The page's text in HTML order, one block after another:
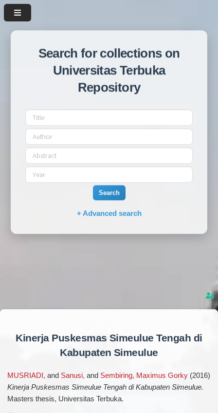
Search for collections on
Universitas Terbuka
Repository
Search
+ Advanced search
Kinerja Puskesmas Simeulue Tengah di
Kabupaten Simeulue
MUSRIADI, and Sanusi, and Sembiring, Maximus Gorky(2016)
Kinerja Puskesmas Simeulue Tengah di Kabupaten Simeulue.
Masters thesis, Universitas Terbuka.